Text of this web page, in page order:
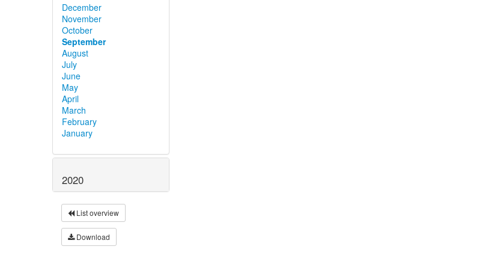
December
November
October
September
August
July
June
May
April
March
February
January
2020
List overview
Download